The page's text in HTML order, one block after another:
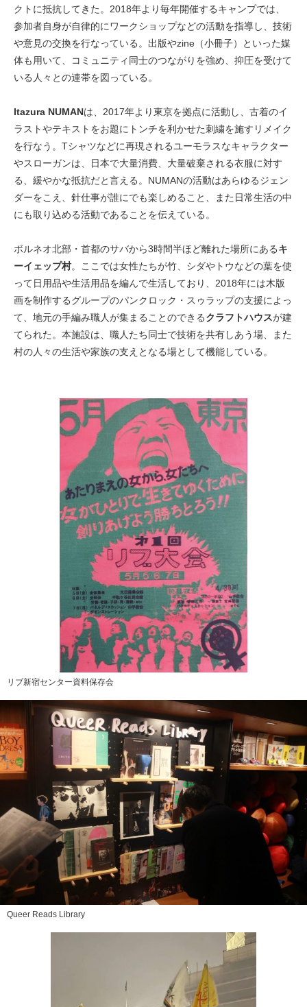
クトに抵抗してきた。2018年より毎年開催するキャンプでは、
参加者自身が自律的にワークショップなどの活動を指導し、技術
や意見の交換を行なっている。出版やzine（小冊子）といった媒
体も用いて、コミュニティ同士のつながりを強め、抑圧を受けて
いる人々との連帯を図っている。
Itazura NUMANは、2017年より東京を拠点に活動し、古着のイ
ラストやテキストをお題にトンチを利かせた刺繍を施すリメイク
を行なう。Tシャツなどに再現されるユーモラスなキャラクター
やスローガンは、日本で大量消費、大量破棄される衣服に対す
る、緩やかな抵抗だと言える。NUMANの活動はあらゆるジェン
ダーをこえ、針仕事が誰にでも楽しめること、また日常生活の中
にも取り込める活動であることを伝えている。
ボルネオ北部・首都のサバから3時間半ほど離れた場所にあるキ
ーイェップ村。ここでは女性たちが竹、シダやトウなどの葉を使
って日用品や生活用品を編んで生活しており、2018年には木版
画を制作するグループのパンクロック・スゥラップの支援によっ
て、地元の手編み職人が集まることのできるクラフトハウスが建
てられた。本施設は、職人たち同士で技術を共有しあう場、また
村の人々の生活や家族の支えとなる場として機能している。
リブ新宿センター資料保存会
Queer Reads Library